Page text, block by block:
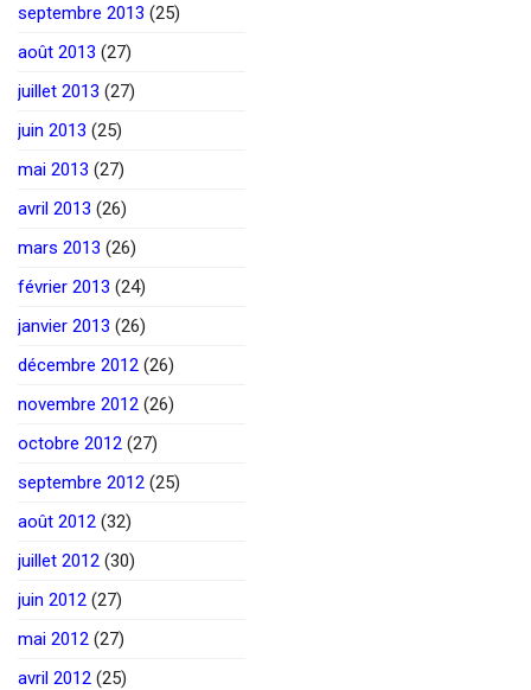
septembre 2013 (25)
août 2013 (27)
juillet 2013 (27)
juin 2013 (25)
mai 2013 (27)
avril 2013 (26)
mars 2013 (26)
février 2013 (24)
janvier 2013 (26)
décembre 2012 (26)
novembre 2012 (26)
octobre 2012 (27)
septembre 2012 (25)
août 2012 (32)
juillet 2012 (30)
juin 2012 (27)
mai 2012 (27)
avril 2012 (25)